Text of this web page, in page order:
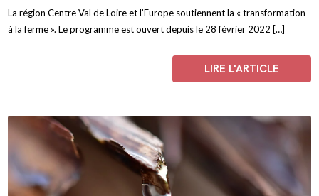
La région Centre Val de Loire et l’Europe soutiennent la « transformation
à la ferme ». Le programme est ouvert depuis le 28 février 2022 […]
LIRE L'ARTICLE